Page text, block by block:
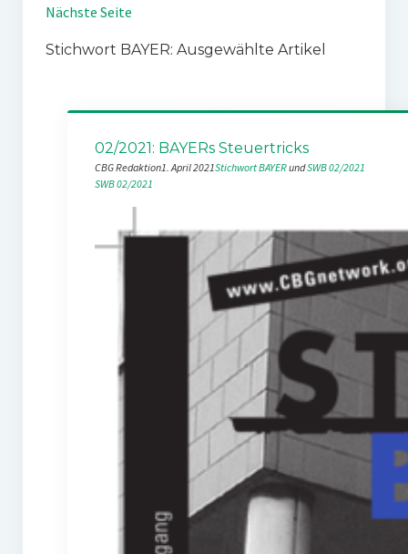
Nächste Seite
Stichwort BAYER: Ausgewählte Artikel
02/2021: BAYERs Steuertricks
CBG Redaktion1. April 2021Stichwort BAYER und SWB 02/2021
SWB 02/2021